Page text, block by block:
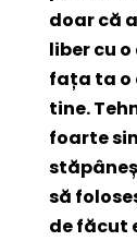
doar că
liber cu
fața ta o
tine.
foarte
să
de făcut